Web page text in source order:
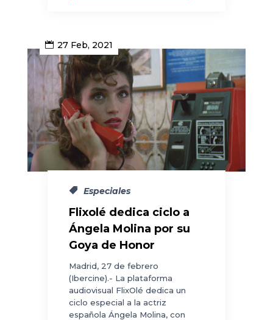
27 Feb, 2021
Especiales
Flixolé dedica ciclo a
Ángela Molina por su
Goya de Honor
Madrid, 27 de febrero
(Ibercine).- La plataforma
audiovisual FlixOlé dedica un
ciclo especial a la actriz
española Ángela Molina, con